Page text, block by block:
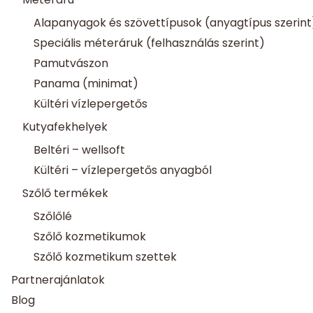
Alapanyagok és szövettípusok (anyagtípus
Speciális méteráruk (felhasználás szerint)
Pamutvászon
Panama (minimat)
Kültéri vízlepergetős
Kutyafekhelyek
Beltéri – wellsoft
Kültéri – vízlepergetős anyagból
Szőlő termékek
Szőlőlé
Szőlő kozmetikumok
Szőlő kozmetikum szettek
Partnerajánlatok
Blog